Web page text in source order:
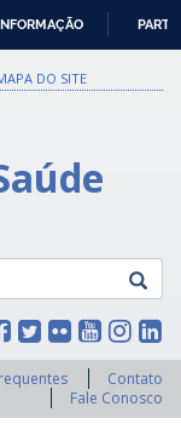
DO SITE
Contato
Fale Conosco